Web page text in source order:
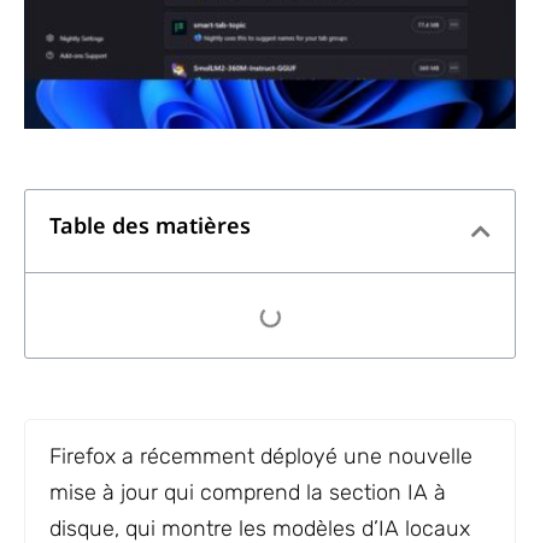
Table des matières
Firefox a récemment déployé une nouvelle
mise à jour qui comprend la section IA à
disque, qui montre les modèles d’IA locaux